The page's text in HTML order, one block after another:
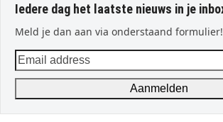
Iedere dag het laatste nieuws in je
Meld je dan aan via onderstaand formulier!
Email
address
Aanmelden